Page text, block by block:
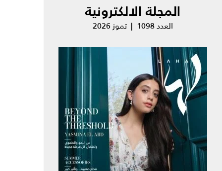
المجلة الالكترونية
العدد 1098 | تموز 2026